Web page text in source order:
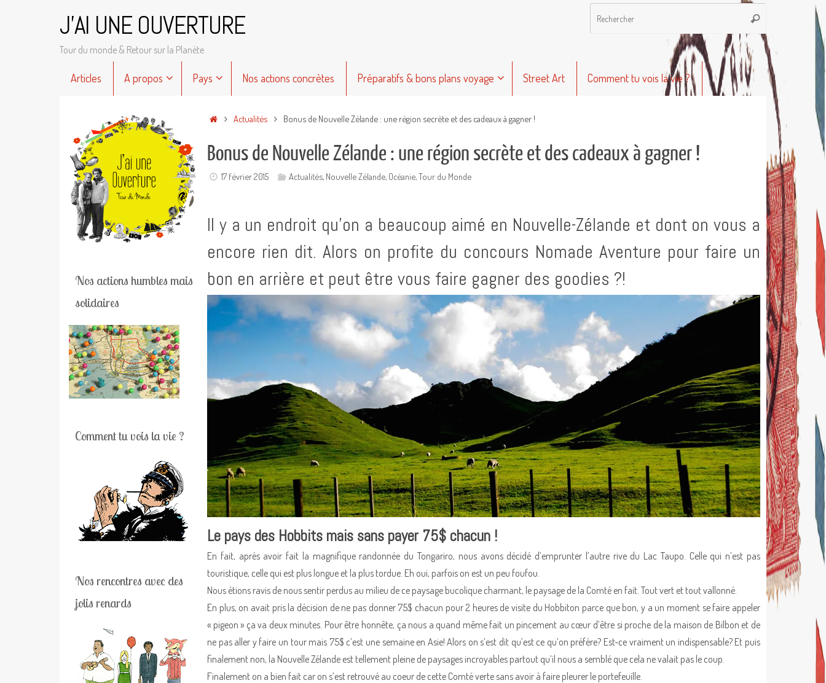
J'AI UNE OUVERTURE
Tour du monde & Retour sur la Planète
:
Rechercher
Articles A propos Pays Nos actions concrètes Préparatifs & bons plans voyage Street Art Comment tu vois la vie ?
AccueilActualités Bonus de Nouvelle Zélande : une région secrète et des cadeaux à gagner !
Bonus de Nouvelle Zélande : une région secrète et des cadeaux à gagner !
17 février 2015 Actualités, Nouvelle Zélande, Océanie,Tour du Monde
Il y a un endroit qu’on a beaucoup aimé en Nouvelle-Zélande et dont on vous a
encore rien dit. Alors on profite du concours Nomade Aventure pour faire un
bon en arrière et peut être vous faire gagner des goodies ?!
Le pays des Hobbits mais sans payer 75$ chacun !
En fait, après avoir fait la magnifique randonnée du Tongariro, nous avons décidé d’emprunter l’autre rive du Lac Taupo. Celle qui n’est pas
touristique, celle qui est plus longue et la plus tordue. Eh oui, parfois on est un peu foufou.
Nous étions ravis de nous sentir perdus au milieu de ce paysage bucolique charmant, le paysage de la Comté en fait. Tout vert et tout vallonné.
En plus, on avait pris la décision de ne pas donner 75$ chacun pour 2 heures de visite du Hobbiton parce que bon, y a un moment se faire appeler
« pigeon » ça va deux minutes. Pour être honnête, ça nous a quand même fait un pincement au cœur d’être si proche de la maison de Bilbon et de
ne pas aller y faire un tour mais 75$ c’est une semaine en Asie! Alors on s’est dit qu’est ce qu’on préfère? Est-ce vraiment un indispensable? Et puis
finalement non, la Nouvelle Zélande est tellement pleine de paysages incroyables partout qu’il nous a semblé que cela ne valait pas le coup.
Finalement on a bien fait car on s’est retrouvé au coeur de cette Comté verte sans avoir à faire pleurer le portefeuille.
Nos actions humbles mais
solidaires
Comment tu vois la vie ?
Nos rencontres avec des
jolis renards